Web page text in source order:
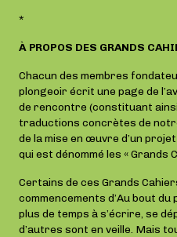
*
À PROPOS DES GRANDS
Chacun des membres
plongeoir écrit une page de
de rencontre (constituant
traductions concrètes de
de la mise en œuvre d’un
qui est dénommé les « Grands
Certains de ces Grands
commencements d’Au bout
plus de temps à s’écrire, se
d’autres sont en veille. Mais